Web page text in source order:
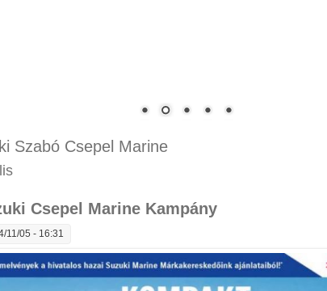
Szabó Csepel Marine
Csepel Marine Kampány
11/05 - 16:31